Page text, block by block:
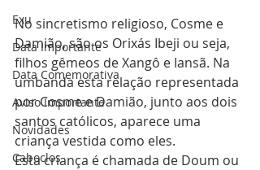
Exu
Data Importante
Data Comemorativa
Aviso Importante
Novidades
Caboclos
No sincretismo religioso, Cosme e
Damião, são os Orixás Ibeji ou seja,
filhos gêmeos de Xangô e Iansã. Na
umbanda esta relação representada
por Cosme e Damião, junto aos dois
santos católicos, aparece uma
criança vestida como eles.
Esta criança é chamada de Doum ou